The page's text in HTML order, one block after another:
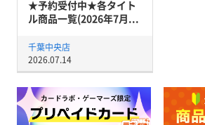
★予約受付中★各タイト
ル商品一覧(2026年7月...
千葉中央店
2026.07.14